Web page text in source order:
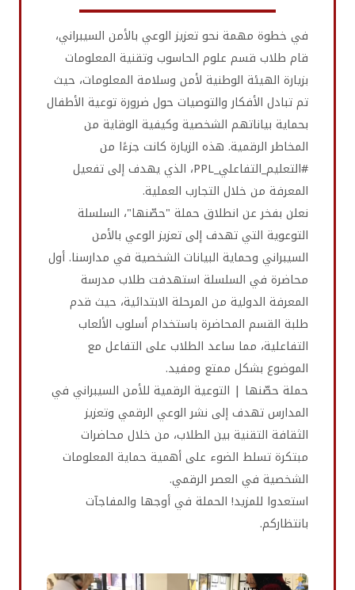
في خطوة مهمة نحو تعزيز الوعي بالأمن السيبراني،
قام طلاب قسم علوم الحاسوب وتقنية المعلومات
بزيارة الهيئة الوطنية لأمن وسلامة المعلومات، حيث
تم تبادل الأفكار والتوصيات حول ضرورة توعية الأطفال
بحماية بياناتهم الشخصية وكيفية الوقاية من
المخاطر الرقمية. هذه الزيارة كانت جزءًا من
#التعليم_التفاعلي_PPL، الذي يهدف إلى تفعيل
المعرفة من خلال التجارب العملية.
نعلن بفخر عن انطلاق حملة "حصّنها"، السلسلة
التوعوية التي تهدف إلى تعزيز الوعي بالأمن
السيبراني وحماية البيانات الشخصية في مدارسنا. أول
محاضرة في السلسلة استهدفت طلاب مدرسة
المعرفة الدولية من المرحلة الابتدائية، حيث قدم
طلبة القسم المحاضرة باستخدام أسلوب الألعاب
التفاعلية، مما ساعد الطلاب على التفاعل مع
الموضوع بشكل ممتع ومفيد.
حملة حصّنها | التوعية الرقمية للأمن السيبراني في
المدارس تهدف إلى نشر الوعي الرقمي وتعزيز
الثقافة التقنية بين الطلاب، من خلال محاضرات
مبتكرة تسلط الضوء على أهمية حماية المعلومات
الشخصية في العصر الرقمي.
استعدوا للمزيد! الحملة في أوجها والمفاجآت
بانتظاركم.